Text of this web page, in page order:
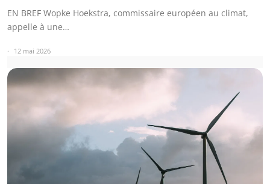
EN BREF Wopke Hoekstra, commissaire européen au climat,
appelle à une…
12 mai 2026